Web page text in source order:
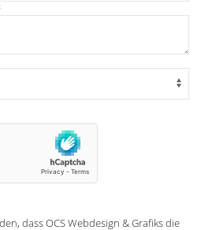
dass OCS Webdesign & Grafiks die